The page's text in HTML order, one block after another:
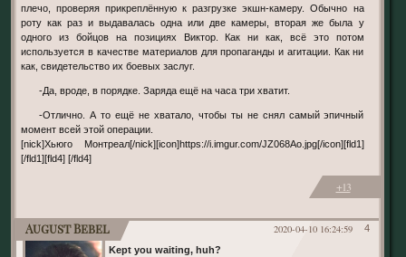
плечо, проверяя прикреплённую к разгрузке экшн-камеру. Обычно на
роту как раз и выдавалась одна или две камеры, вторая же была у
одного из бойцов на позициях Виктор. Как ни как, всё это потом
используется в качестве материалов для пропаганды и агитации. Как ни
как, свидетельство их боевых заслуг.
-Да, вроде, в порядке. Заряда ещё на часа три хватит.
-Отлично. А то ещё не хватало, чтобы ты не снял самый эпичный
момент всей этой операции.
[nick]Хьюго Монтреал[/nick][icon]https://i.imgur.com/JZ068Ao.jpg[/icon][fld1]
[/fld1][fld4] [/fld4]
+13
4
2020-04-10 16:24:59
August Bebel
Kept you waiting, huh?